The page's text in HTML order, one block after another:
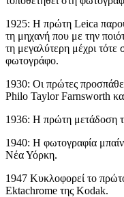
1925: Η πρώτη Leica
τη μηχανή που με την
τη μεγαλύτερη μέχρι τότε
φωτογράφο.
1930: Οι πρώτες
Philo Taylor Farnsworth
1936: Η πρώτη μετάδοση
1940: Η φωτογραφία
Νέα Υόρκη.
1947 Κυκλοφορεί το
Ektachrome της Kodak.